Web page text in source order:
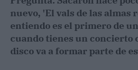
nuevo, 'El vals de las almas
entiendo es el primero de
cuando tienes un concierto
disco va a formar parte de